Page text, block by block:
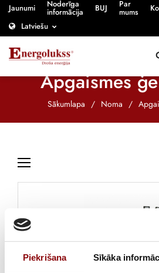
Piekrišana Sīkāka
Jaunumi Noderīga
informācija BUJ Par
mums
Latviešu
Apgaismes
Sākumlapa / Noma /